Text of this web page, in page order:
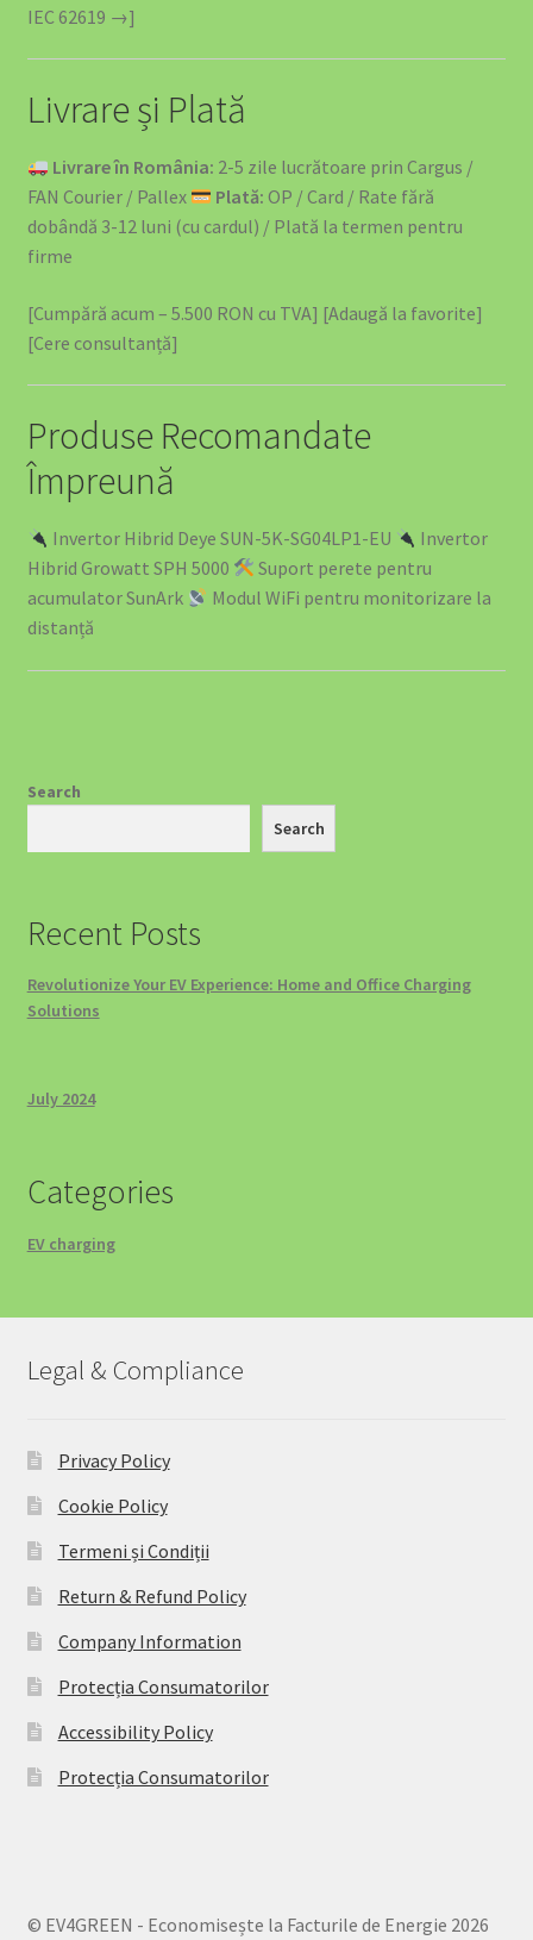
IEC 62619 →]
Livrare și Plată
Livrare în România: 2-5 zile lucrătoare prin Cargus /
FAN Courier / Pallex
Plată: OP / Card / Rate fără
dobândă 3-12 luni (cu cardul) / Plată la termen pentru
firme
[Cumpără acum – 5.500 RON cu TVA] [Adaugă la favorite]
[Cere consultanță]
Produse Recomandate
Împreună
Invertor Hibrid Deye SUN-5K-SG04LP1-EU
Invertor
Hibrid Growatt SPH 5000
Suport perete pentru
acumulator SunArk
Modul WiFi pentru monitorizare la
distanță
Search
Search
Recent Posts
Revolutionize Your EV Experience: Home and Office Charging
Solutions
July 2024
Categories
EV charging
Legal & Compliance
Privacy Policy
Cookie Policy
Termeni și Condiții
Return & Refund Policy
Company Information
Protecția Consumatorilor
Accessibility Policy
Protecția Consumatorilor
© EV4GREEN - Economisește la Facturile de Energie 2026